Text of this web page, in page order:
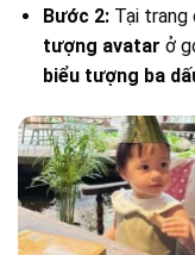
Bước 2:Tại trang
tượng avatar ở
biểu tượng ba